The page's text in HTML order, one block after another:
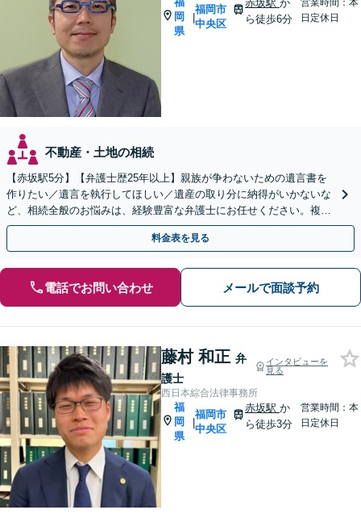
岡
県
|
福岡市
中央区
赤坂駅 か
ら徒歩6分
営業時間：本
日定休日
不動産・土地の相続
【赤坂駅5分】【弁護士歴25年以上】親族が争わないための遺言書を
作りたい／遺言を執行してほしい／遺産の取り分に納得がいかないな
ど、相続全般のお悩みは、経験豊富な弁護士にお任せください。複雑
な問題も粘り強く対応し、解決に導きます。
料金表を見る
電話でお問い合わせ メールで面談予約
藤村 和正 弁
護士
インタビューを
見る
西日本綜合法律事務所
福
岡
県
|
福岡市
中央区
赤坂駅 か
ら徒歩3分
営業時間：本
日定休日